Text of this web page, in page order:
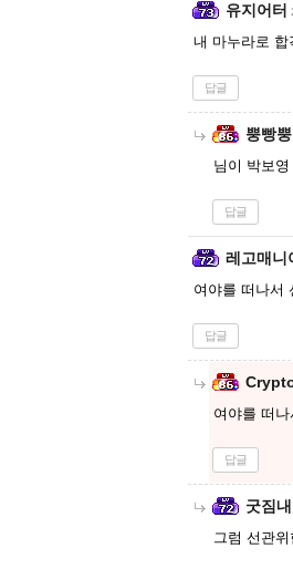
유지어터
내 마누라로 합
답글
뿡빵
님이 박보
답글
레고매니
여야를 떠나서
답글
여야를 떠
답글
굿짐
그럼 선관